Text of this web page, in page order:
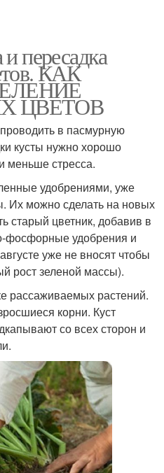
пересадка
КАК
ЦВЕТОВ
в пасмурную
кусты нужно хорошо
меньше стресса.
удобрениями, уже
Их можно сделать на новых
старый цветник, добавив в
фосфорные удобрения и
уже не вносят чтобы
рост зеленой массы).
рассаживаемых растений.
корни. Куст
со всех сторон и